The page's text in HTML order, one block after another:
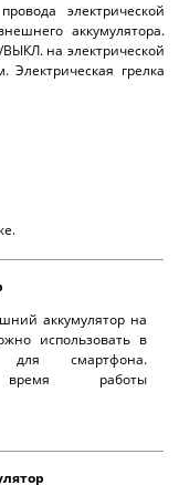
электрической
аккумулятора.
на электрической
грелка
аккумулятор на
использовать в
для смартфона.
время работы